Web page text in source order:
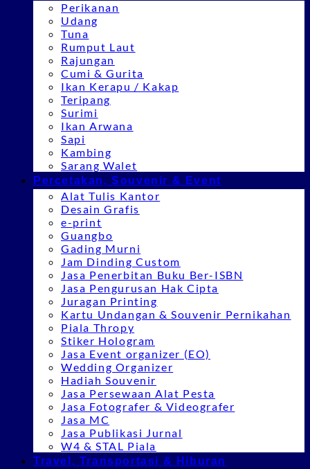
Perikanan
Udang
Tuna
Rumput Laut
Rajungan
Cumi & Gurita
Ikan Kerapu / Kakap
Teripang
Surimi
Ikan Arwana
Sapi
Kambing
Sarang Walet
Percetakan, Souvenir & Event
Alat Tulis Kantor
Desain Grafis
e-print
Guangbo
Gading Murni
Jam Dinding Custom
Jasa Penerbitan Buku Ber-ISBN
Jasa Pengurusan Hak Cipta
Juragan Printing
Kartu Undangan & Souvenir Pernikahan
Piala Thropy
Stiker Hologram
Jasa Event organizer (EO)
Wedding Organizer
Hadiah Souvenir
Jasa Persewaan Alat Pesta
Jasa Fotografer & Videografer
Jasa MC
Jasa Publikasi Jurnal
W4 & STAL Piala
Travel, Transportasi & Hiburan